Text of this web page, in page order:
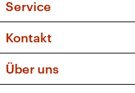
Musikliste
Kakadu – Das
Frequenzen
Service
FAQ
Apps
Newsletter
Kontakt
Social Media
Über uns